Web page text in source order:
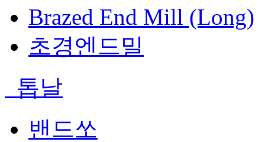
Brazed End Mill (Long)
초경엔드밀
톱날
밴드쏘